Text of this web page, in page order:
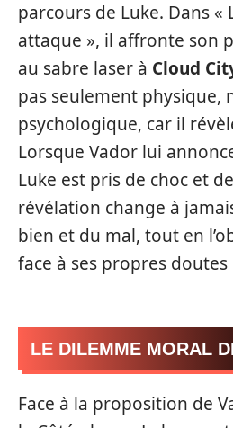
parcours de Luke. Dans «
attaque », il affronte son
au sabre laser à Cloud
pas seulement physique,
psychologique, car il
Lorsque Vador lui
Luke est pris de choc et
révélation change à
bien et du mal, tout en
face à ses propres
LE DILEMME MORAL
Face à la proposition de